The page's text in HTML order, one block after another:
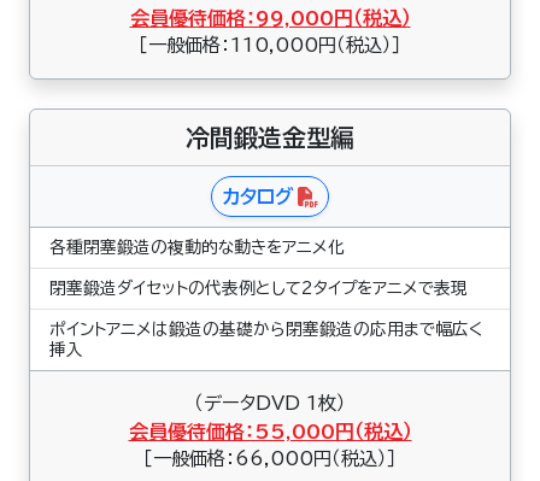
会員優待価格：99,000円（税込）
［一般価格：110,000円（税込）］
冷間鍛造金型編
カタログ
各種閉塞鍛造の複動的な動きをアニメ化
閉塞鍛造ダイセットの代表例として2タイプをアニメで表現
ポイントアニメは鍛造の基礎から閉塞鍛造の応用まで幅広く
挿入
（データDVD 1枚）
会員優待価格：55,000円（税込）
［一般価格：66,000円（税込）］